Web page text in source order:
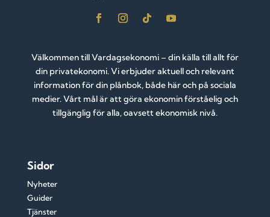
Välkommen till Vardagsekonomi – din källa till allt för
din privatekonomi. Vi erbjuder aktuell och relevant
information för din plånbok, både här och på sociala
medier. Vårt mål är att göra ekonomin förståelig och
tillgänglig för alla, oavsett ekonomisk nivå.
Sidor
Nyheter
Guider
Tjänster